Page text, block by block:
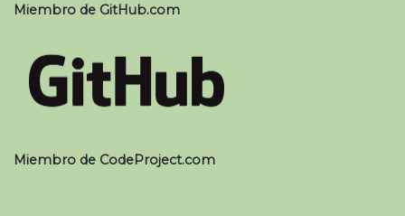
Miembro de GitHub.com
Miembro de CodeProject.com